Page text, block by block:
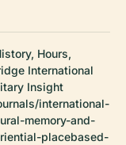
Hours,
International
Insight
international-
memory-and-
placebased-